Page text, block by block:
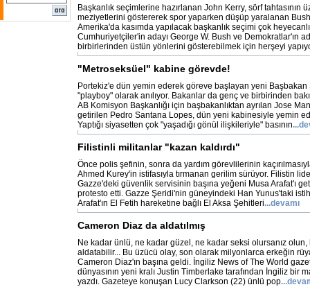
Başkanlık seçimlerine hazırlanan John Kerry, sörf tahtasının
meziyetlerini göstererek spor yaparken düşüp yaralanan
Amerika'da kasımda yapılacak başkanlık seçimi çok
Cumhuriyetçiler'in adayı George W. Bush ve Demokratlar'ın
birbirlerinden üstün yönlerini gösterebilmek için herşeyi
"Metroseksüel" kabine görevde!
Portekiz'e dün yemin ederek göreve başlayan yeni
"playboy" olarak anılıyor. Bakanlar da genç ve birbirinden
AB Komisyon Başkanlığı için başbakanlıktan ayrılan Jose
getirilen Pedro Santana Lopes, dün yeni kabinesiyle yemin
Yaptığı siyasetten çok "yaşadığı gönül ilişkileriyle" basının
Filistinli militanlar "kazan kaldırdı"
Önce polis şefinin, sonra da yardım görevlilerinin
Ahmed Kurey'in istifasıyla tırmanan gerilim sürüyor. Filistin
Gazze'deki güvenlik servisinin başına yeğeni Musa Arafat'ı
protesto etti. Gazze Şeridi'nin güneyindeki Han Yunus'taki
Arafat'ın El Fetih hareketine bağlı El Aksa Şehitleri...devamı
Cameron Diaz da aldatılmış
Ne kadar ünlü, ne kadar güzel, ne kadar seksi olursanız olun,
aldatabilir... Bu üzücü olay, son olarak milyonlarca erkeğin
Cameron Diaz'ın başına geldi. İngiliz News of The World
dünyasının yeni kralı Justin Timberlake tarafından İngiliz bir
yazdı. Gazeteye konuşan Lucy Clarkson (22) ünlü pop